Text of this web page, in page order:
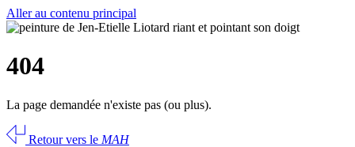
Aller au contenu principal
404
La page demandée n'existe pas (ou plus).
Retour vers le MAH